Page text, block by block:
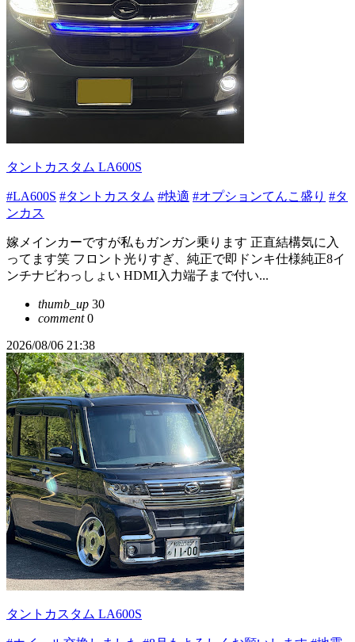
タントカスタム LA600S
#LA600S #タントカスタム #快適 #オプションてんこ盛り #タ
ンカス
嫁メインカーですが私もガンガン乗ります 正直結構気に入
ってます笑 フロント光りすぎ、純正で即ドンキ仕様純正8イ
ンチナビわっしょい HDMI入力端子まで付い...
thumb_up 30
comment0
2026/08/06 21:38
タントカスタム LA600S